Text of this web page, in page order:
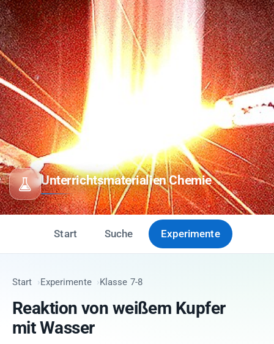
Unterrichtsmaterialien Chemie
Start Suche Experimente
Start Experimente Klasse 7-8
Reaktion von weißem Kupfer
mit Wasser